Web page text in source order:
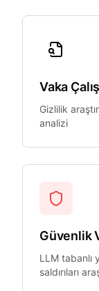
Vaka
Gizlilik
analizi
Güvenlik
LLM tabanlı
saldırıları